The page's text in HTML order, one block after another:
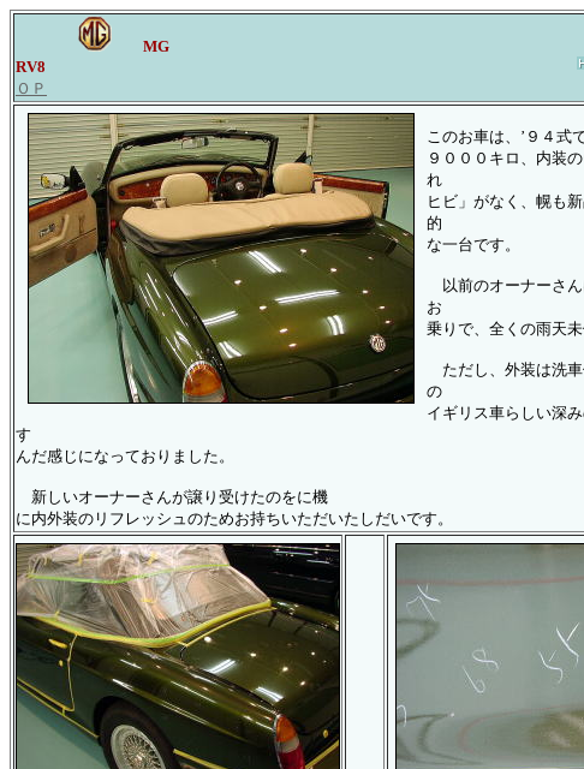
MG
RV8
ＯＰ
このお車は、’９４式
９０００キロ、内装
れ
ヒビ」がなく、幌も
的
な一台です。
以前のオーナーさ
お
乗りで、全くの雨天未
ただし、外装は洗車
の
イギリス車らしい深
す
んだ感じになっておりました。
新しいオーナーさんが譲り受けたのをに機
に内外装のリフレッシュのためお持ちいただいたしだいです。